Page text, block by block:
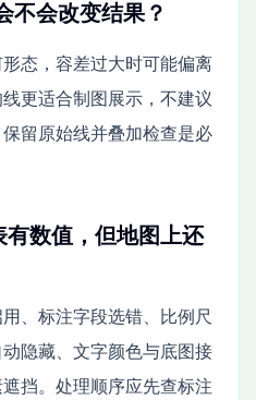
不会改变结果？
态，容差过大时可能偏离
更适合制图展示，不建议
留原始线并叠加检查是必
数值，但地图上还
、标注字段选错、比例尺
隐藏、文字颜色与底图接
挡。处理顺序应先查标注